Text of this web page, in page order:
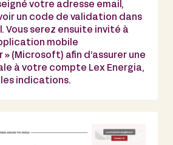
votre adresse email,
un code de validation dans
Vous serez ensuite invité à
mobile
(Microsoft) afin d’assurer une
à votre compte Lex Energia,
indications.